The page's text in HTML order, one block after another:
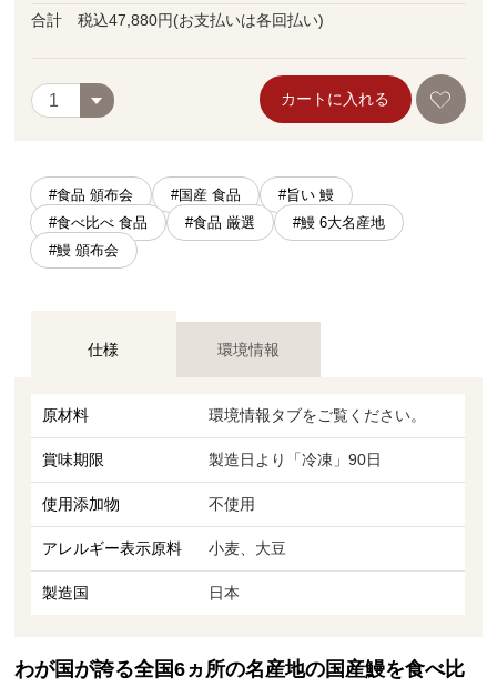
合計 税込47,880円(お支払いは各回払い)
カートに入れる
#食品 頒布会 #国産 食品
#旨い 鰻
#食べ比べ 食品
#食品 厳選
#鰻 6大名産地
#鰻 頒布会
仕様 環境情報
原材料 環境情報タブをご覧ください。
賞味期限 製造日より「冷凍」90日
使用添加物 不使用
アレルギー表示原料 小麦、大豆
製造国 日本
わが国が誇る全国6ヵ所の名産地の国産鰻を食べ比